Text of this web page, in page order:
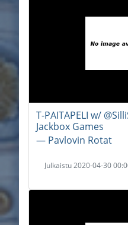
T-PAITAPELI w/
Jackbox Games
― Pavlovin Rotat
Julkaistu 2020-04-30